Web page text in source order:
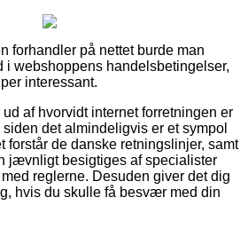
forhandler på nettet burde man
webshoppens handelsbetingelser,
interessant.
af hvorvidt internet forretningen er
det almindeligvis er et sympol
forstår de danske retningslinjer, samt
jævnligt besigtiges af specialister
reglerne. Desuden giver det dig
hvis du skulle få besvær med din